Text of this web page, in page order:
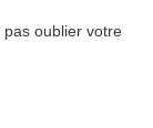
oublier votre